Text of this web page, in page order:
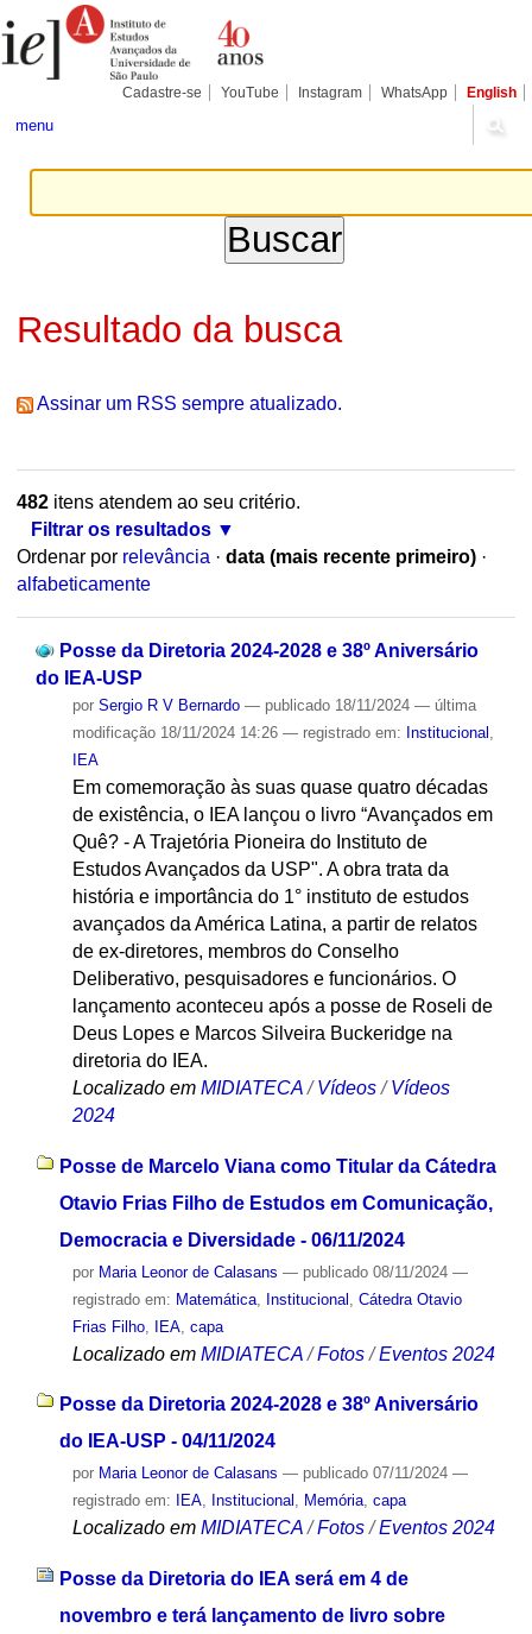
para
conteúdo.
Pessoais
Cadastre-se YouTube Instagram WhatsApp English
menu
Resultado da busca
Assinar um RSS sempre atualizado.
482itens atendem ao seu critério.
Filtrar os resultados
Ordenar por relevância · data (mais recente primeiro) ·
alfabeticamente
Posse da Diretoria 2024-2028 e 38º Aniversário
do IEA-USP
por Sergio R V Bernardo — publicado18/11/2024 — última
modificação18/11/2024 14:26 — registrado em: Institucional
IEA
Em comemoração às suas quase quatro décadas
de existência, o IEA lançou o livro “Avançados em
Quê? - A Trajetória Pioneira do Instituto de
Estudos Avançados da USP". A obra trata da
história e importância do 1° instituto de estudos
avançados da América Latina, a partir de relatos
de ex-diretores, membros do Conselho
Deliberativo, pesquisadores e funcionários. O
lançamento aconteceu após a posse de Roseli de
Deus Lopes e Marcos Silveira Buckeridge na
diretoria do IEA.
Localizado em MIDIATECA /Vídeos /Vídeos
2024
Posse de Marcelo Viana como Titular da Cátedra
Otavio Frias Filho de Estudos em Comunicação,
Democracia e Diversidade - 06/11/2024
por Maria Leonor de Calasans — publicado08/11/2024 —
registrado em: Matemática, Institucional Cátedra Otavio
Frias Filho, IEA, capa
Localizado em MIDIATECA /Fotos /Eventos 2024
Posse da Diretoria 2024-2028 e 38º Aniversário
do IEA-USP - 04/11/2024
por Maria Leonor de Calasans — publicado07/11/2024 —
registrado em:
IEA, Institucional , Memória, capa
Localizado em MIDIATECA /Fotos /Eventos 2024
Posse da Diretoria do IEA será em 4 de
novembro e terá lançamento de livro sobre